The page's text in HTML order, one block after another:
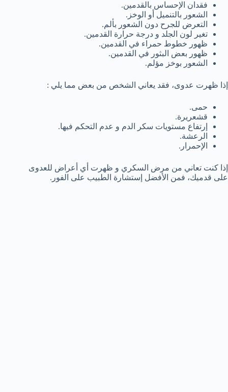
فقدان الإحساس بالقدمين.
الشعور بالتنميل أو الوخز.
التعرض للجرح دون الشعور بألم.
تغير لون الجلد و درجة حرارة القدمين.
ظهور خطوط حمراء في القدمين.
ظهور بعض البثور في القدمين.
الشعور بوخز مؤلم.
إذا ظهرت عدوى، فقد يعاني الشخص من بعض مما يلي :
حمى.
قشعريرة.
إرتفاع مستويات سكر الدم و عدم التحكم فيها.
الرعشة.
الإحمرار.
إذا كنت تعاني من مرض السكري و ظهرت أي أعراض للعدوى
على قدميك، فمن الأفضل إستشارة الطبيب على الفور.